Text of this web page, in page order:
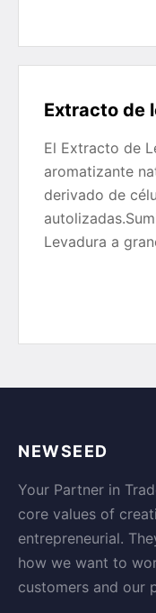
Extracto de
El Extracto de
aromatizante
derivado de
Levadura a
NEWSEED
Your Partner in
core values of
entrepreneurial.
how we want to
customers and our